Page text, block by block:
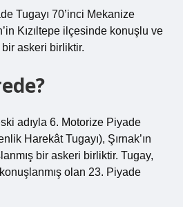
Tugayı 70’inci Mekanize
Kızıltepe ilçesinde konuşlu ve
bir askeri birliktir.
adıyla 6. Motorize Piyade
Harekât Tugayı), Şırnak’ın
bir askeri birliktir. Tugay,
olan 23. Piyade